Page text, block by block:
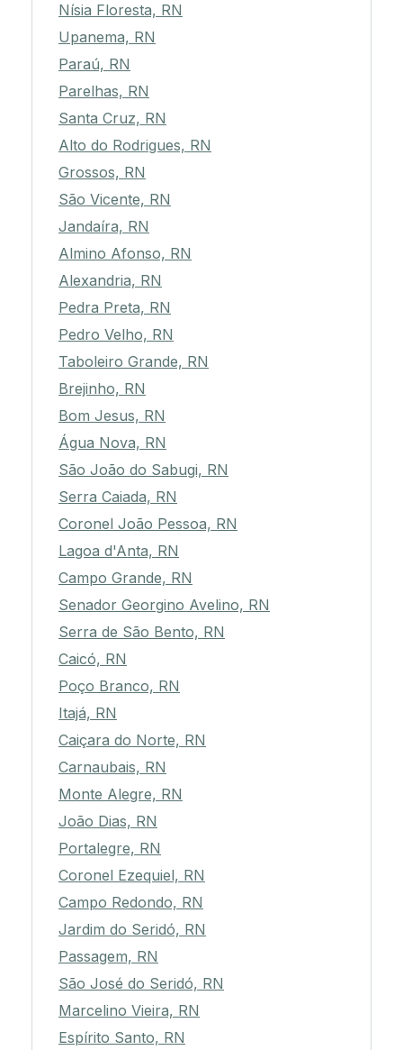
Nísia Floresta, RN
Upanema, RN
Paraú, RN
Parelhas, RN
Santa Cruz, RN
Alto do Rodrigues, RN
Grossos, RN
São Vicente, RN
Jandaíra, RN
Almino Afonso, RN
Alexandria, RN
Pedra Preta, RN
Pedro Velho, RN
Taboleiro Grande, RN
Brejinho, RN
Bom Jesus, RN
Água Nova, RN
São João do Sabugi, RN
Serra Caiada, RN
Coronel João Pessoa, RN
Lagoa d'Anta, RN
Campo Grande, RN
Senador Georgino Avelino, RN
Serra de São Bento, RN
Caicó, RN
Poço Branco, RN
Itajá, RN
Caiçara do Norte, RN
Carnaubais, RN
Monte Alegre, RN
João Dias, RN
Portalegre, RN
Coronel Ezequiel, RN
Campo Redondo, RN
Jardim do Seridó, RN
Passagem, RN
São José do Seridó, RN
Marcelino Vieira, RN
Espírito Santo, RN